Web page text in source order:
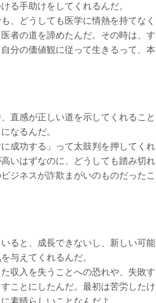
る手助けをしてくれるんだ。
、どうしても医学に情熱を持てなく
者の道を諦めたんだ。その時は、す
分の価値観に従って生きるって、本
直感が正しい道を示してくれること
なるんだ。
成功する」って太鼓判を押してくれ
いはずなのに、どうしても踏み切れ
ジネスが詐欺まがいのものだったこ
ると、成長できないし、新しい可能
与えてくれるんだ。
収入を失うことへの恐れや、失敗す
ことにしたんだ。最初は苦労したけ